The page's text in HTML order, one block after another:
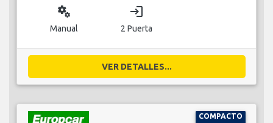
miscellaneous_services
Manual
login
2 Puerta
VER DETALLES...
COMPACTO